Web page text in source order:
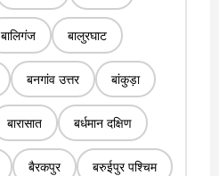
बालिगंज बालुरघाट
बनगांव उत्तर बांकुड़ा
बारासात बर्धमान दक्षिण
बैरकपुर बरुईपुर पश्चिम